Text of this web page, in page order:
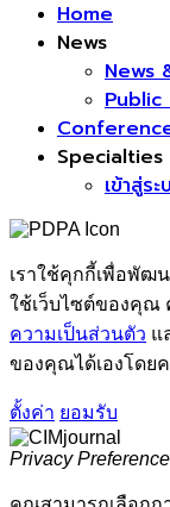
Home
News
News
Public
Specialties
เข้าสู่ระ
เราใช้คุกกี้เพื่อพัฒ
ใช้เว็บไซต์ของคุณ
ความเป็นส่วนตัว แ
ของคุณได้เองโดย
ตั้งค่า ยอมรับ
Privacy